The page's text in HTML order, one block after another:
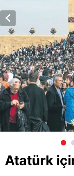
Atatürk